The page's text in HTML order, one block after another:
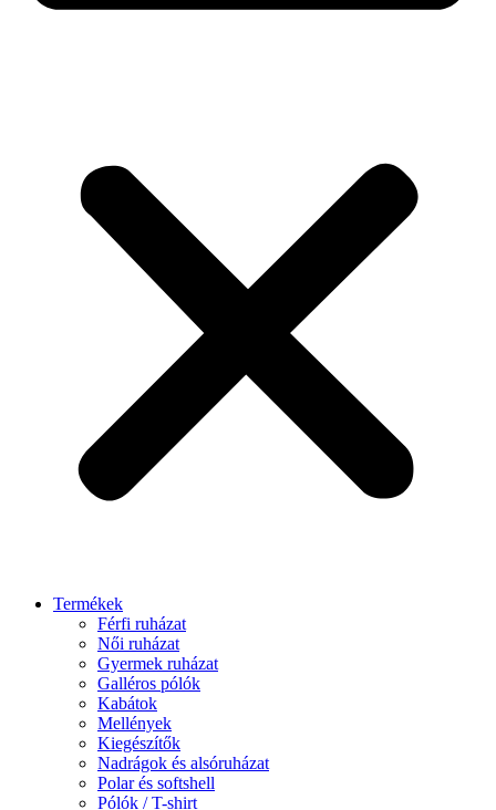
Termékek
Férfi ruházat
Női ruházat
Gyermek ruházat
Galléros pólók
Kabátok
Mellények
Kiegészítők
Nadrágok és alsóruházat
Polar és softshell
Pólók / T-shirt